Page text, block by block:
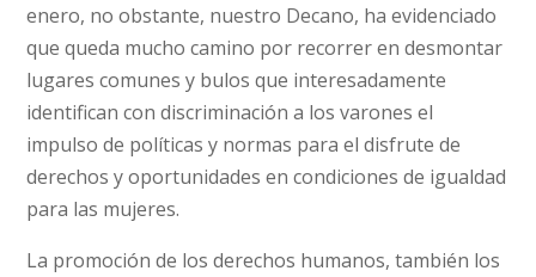
enero, no obstante, nuestro Decano, ha evidenciado
que queda mucho camino por recorrer en desmontar
lugares comunes y bulos que interesadamente
identifican con discriminación a los varones el
impulso de políticas y normas para el disfrute de
derechos y oportunidades en condiciones de igualdad
para las mujeres.
La promoción de los derechos humanos, también los